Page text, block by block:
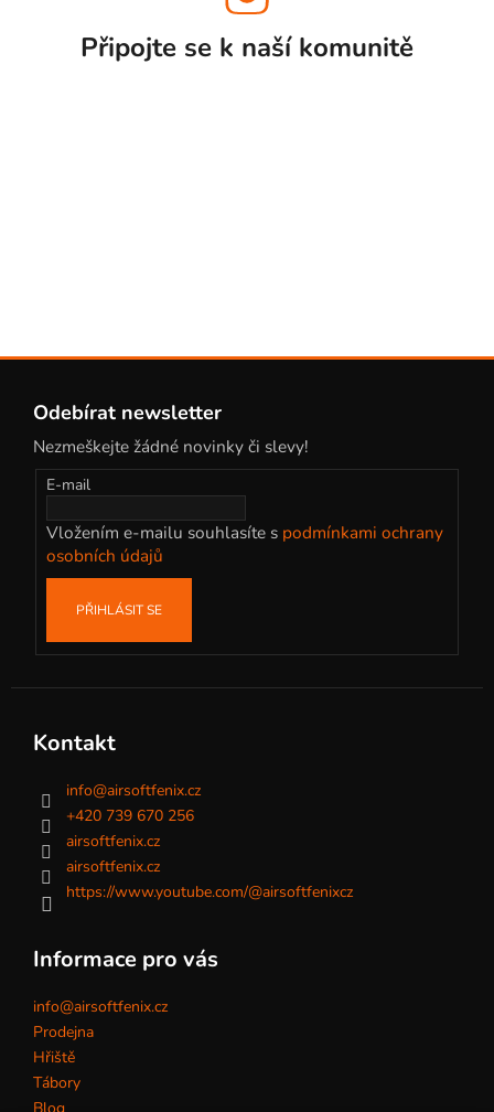
Připojte se k naší komunitě
Odebírat newsletter
Nezmeškejte žádné novinky či slevy!
E-mail
Vložením e-mailu souhlasíte s podmínkami ochrany
osobních údajů
PŘIHLÁSIT SE
Kontakt
info@airsoftfenix.cz
+420 739 670 256
airsoftfenix.cz
airsoftfenix.cz
https://www.youtube.com/@airsoftfenixcz
Informace pro vás
info@airsoftfenix.cz
Prodejna
Hřiště
Tábory